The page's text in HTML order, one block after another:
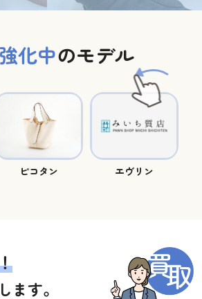
化中のモデル
ピコタン エヴリン
ます。